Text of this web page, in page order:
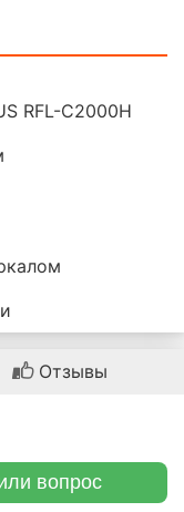
RFL-C2000H
Отзывы
вопрос